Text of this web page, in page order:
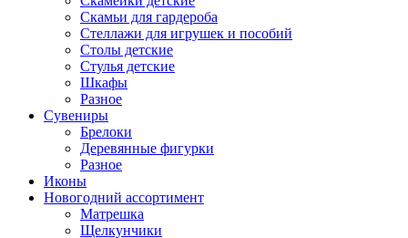
Скамьи для гардероба
Стеллажи для игрушек и пособий
Столы детские
Стулья детские
Шкафы
Разное
Сувениры
Брелоки
Деревянные фигурки
Разное
Иконы
Новогодний ассортимент
Матрешка
Щелкунчики